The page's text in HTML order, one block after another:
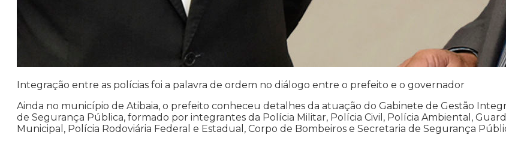
Integração entre as polícias foi a palavra de ordem no diálogo entre o prefeito e o governador
Ainda no município de Atibaia, o prefeito conheceu detalhes da atuação do Gabinete de Gestão
de Segurança Pública, formado por integrantes da Polícia Militar, Polícia Civil, Polícia Ambiental,
Municipal, Polícia Rodoviária Federal e Estadual, Corpo de Bombeiros e Secretaria de Segurança